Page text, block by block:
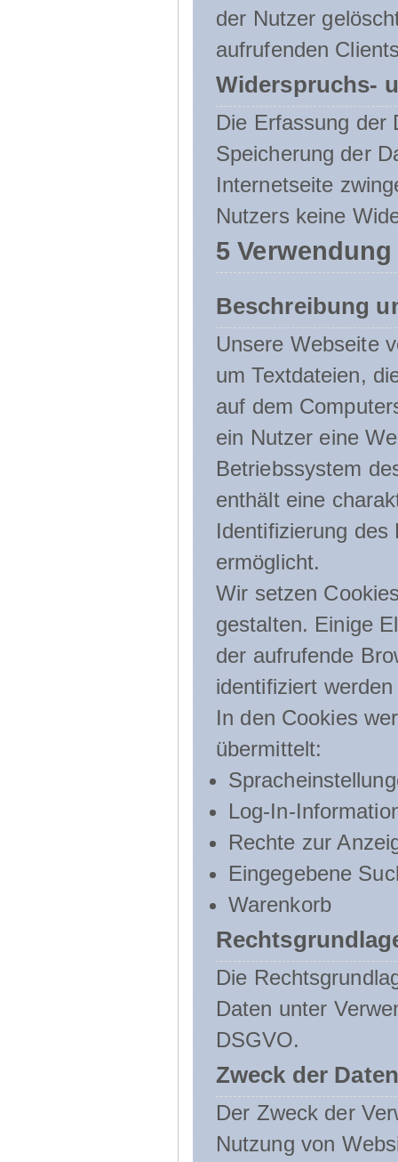
der Nutzer
aufrufenden
Widerspruchs-
Die Erfassung der
Speicherung der
Internetseite
Nutzers keine
5
Beschreibung
Unsere Webseite
um Textdateien,
auf dem
ein Nutzer eine
Betriebssystem
enthält eine
Identifizierung
ermöglicht.
Wir setzen
gestalten. Einige
der aufrufende
identifiziert
In den Cookies
übermittelt:
Log-In-
Rechte zur
Eingegebene
Warenkorb
Die
Daten unter
DSGVO.
Zweck der
Der Zweck der
Nutzung von